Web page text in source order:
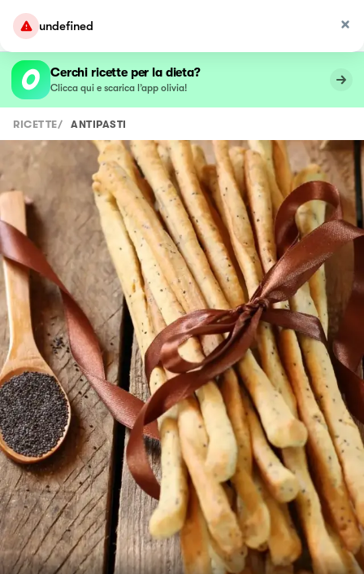
undefined
Cerchi ricette per la dieta?
Clicca qui e scarica l’app olivia!
RICETTE/ ANTIPASTI